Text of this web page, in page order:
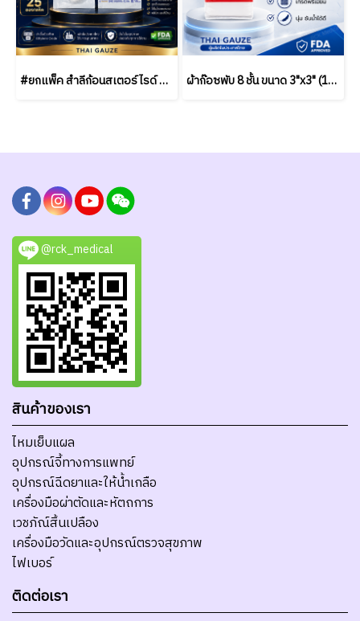
#ยกแพ็ค สำลีก้อนสเตอร์ไรด์ Thai Gauze 0.35g (5 ก้อน/ซอง) / (25 ซอง/แพ็ค) ผ้าก๊อซพับ 8 ชั้น ขนาด 3"x3" (100 ชิ้น/ห่อ) ชนิดไม่สเตอร์ไรด์ THAI GAUZE
@rck_medical
สินค้าของเรา
ไหมเย็บแผล
อุปกรณ์จี้ทางการแพทย์
อุปกรณ์ฉีดยาและให้น้ำเกลือ
เครื่องมือผ่าตัดและหัตถการ
เวชภัณ์สิ้นเปลือง
เครื่องมือวัดและอุปกรณ์ตรวจสุขภาพ
ไฟเบอร์
ติดต่อเรา